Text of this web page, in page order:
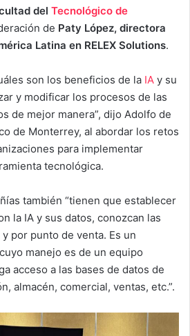
del Tecnológico de
de Paty López, directora
Latina en RELEX Solutions.
son los beneficios de la IA y su
y modificar los procesos de las
de mejor manera”, dijo Adolfo de
de Monterrey, al abordar los retos
para implementar
tecnológica.
también “tienen que establecer
la IA y sus datos, conozcan las
por punto de venta. Es un
manejo es de un equipo
acceso a las bases de datos de
almacén, comercial, ventas, etc.”.